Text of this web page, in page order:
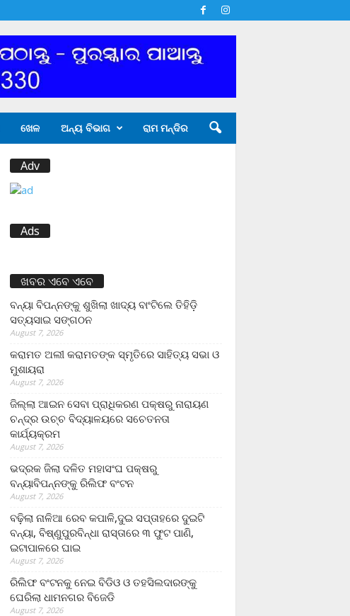
ଖେଳ ଅନ୍ୟ ବିଭାଗ ରାମ ମନ୍ଦିର
Adv
Ads
ଖବର ଏବେ ଏବେ
ବନ୍ୟା ବିପନ୍ନଙ୍କୁ ଶୁଖିଲା ଖାଦ୍ୟ ବାଂଟିଲେ ତିହିଡି଼
ସତ୍ୟସାଇ ସଙ୍ଗଠନ
August 7, 2026
କରାମତ ଅଲୀ କରାମତଙ୍କ ସ୍ମୃତିରେ ସାହିତ୍ୟ ସଭା ଓ
ମୁଶାୟରା
August 7, 2026
ଜିଲ୍ଲା ଆଇନ ସେବା ପ୍ରାଧିକରଣ ପକ୍ଷରୁ ନାରାୟଣ
ଚନ୍ଦ୍ର ଉଚ୍ଚ ବିଦ୍ୟାଳୟରେ ସଚେତନତା
କାର୍ଯ୍ୟକ୍ରମ
August 7, 2026
ଭଦ୍ରକ ଜିଲା ଦଳିତ ମହାସଂଘ ପକ୍ଷରୁ
ବନ୍ୟାବିପନ୍ନଙ୍କୁ ରିଲିଫ ବଂଟନ
August 7, 2026
ବଢ଼ିଲା ନାଳିଆ ରେବ କପାଳି,ଦୁଇ ସପ୍ତାହରେ ଦୁଇଟି
ବନ୍ୟା, ବିଷ୍ଣୁପୁରବିନ୍ଧା ରାସ୍ତାରେ ୩ ଫୁଟ ପାଣି,
ଇଟାପାଳରେ ଘାଇ
August 7, 2026
ରିଲିଫ ବଂଟନକୁ ନେଇ ବିଡିଓ ଓ ତହସିଲଦାରଙ୍କୁ
ଘେରିଲା ଧାମନଗର ବିଜେଡି
August 7, 2026